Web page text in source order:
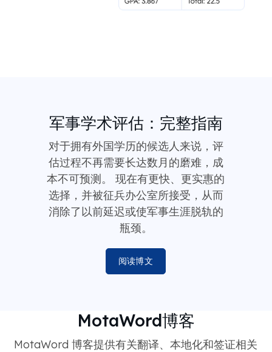
军事学术评估：完整指南
对于拥有外国学历的候选人来说，评
估过程不再需要长达数月的磨难，成
本不可预测。 现在有更快、更实惠的
选择，并被征兵办公室所接受，从而
消除了以前延迟或使军事生涯脱轨的
瓶颈。
阅读博文
MotaWord博客
MotaWord 博客提供有关翻译、本地化和签证相关